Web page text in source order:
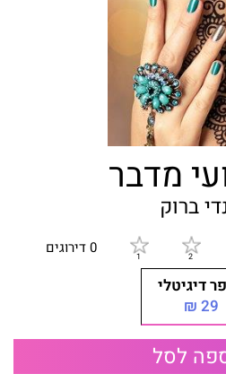
מדבר
ברוק
0 דירוגים
דיגיטלי
29 ₪
לסל